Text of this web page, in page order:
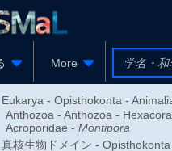
More
- Opisthokonta -
Anthozoa - Anthozoa -
Acroporidae - Montipora
核生物ドメイン -